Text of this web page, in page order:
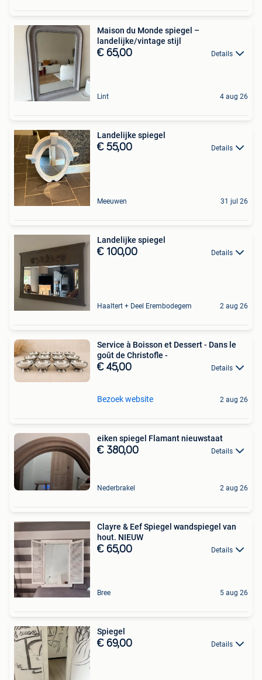
Maison du Monde spiegel –
landelijke/vintage stijl
€ 65,00 Details
Lint 4 aug 26
Landelijke spiegel
€ 55,00 Details
Meeuwen 31 jul 26
Landelijke spiegel
€ 100,00 Details
Haaltert + Deel Erembodegem 2 aug 26
Service à Boisson et Dessert - Dans le
goût de Christofle -
€ 45,00 Details
Bezoek website 2 aug 26
eiken spiegel Flamant nieuwstaat
€ 380,00 Details
Nederbrakel 2 aug 26
Clayre & Eef Spiegel wandspiegel van
hout. NIEUW
€ 65,00 Details
Bree 5 aug 26
Spiegel
€ 69,00 Details